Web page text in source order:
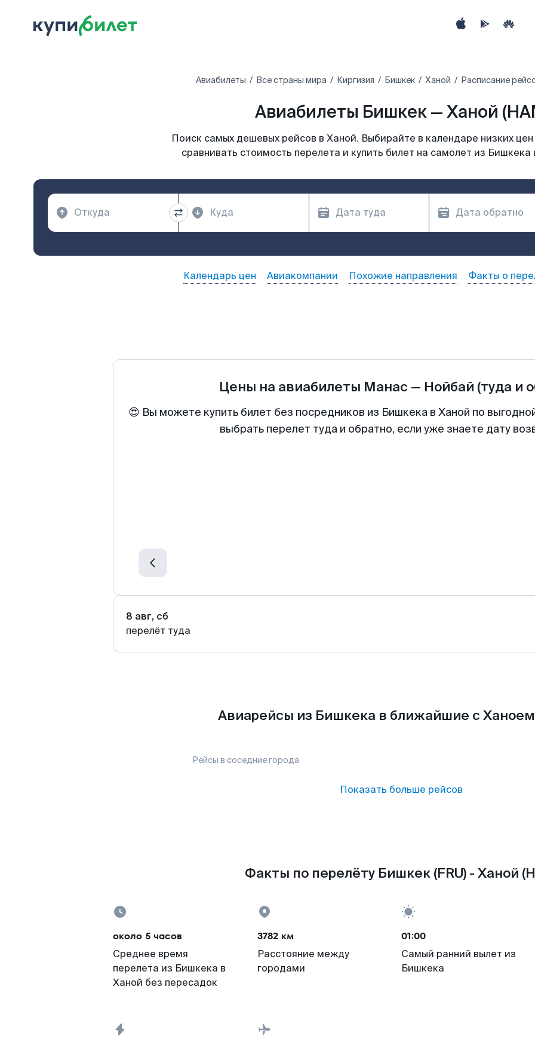
Авиабилеты Все страны мира Киргизия Бишкек Ханой Расписание
Авиабилеты Бишкек — Ханой
Поиск самых дешевых рейсов в Ханой. Выбирайте в календаре низких
сравнивать стоимость перелета и купить билет на самолет из Бишкека
Календарь цен Авиакомпании Похожие направления Факты о
Цены на авиабилеты Манас — Нойбай (туда и
😍 Вы можете купить билет без посредников из Бишкека в Ханой по
выбрать перелет туда и обратно, если уже знаете дату
8 авг, сб
перелёт туда
Авиарейсы из Бишкека в ближайшие с Ханоем
Рейсы в соседние города
Показать больше рейсов
Факты по перелёту Бишкек (FRU) - Ханой
около 5 часов
Среднее время
перелета из Бишкека в
Ханой без пересадок
3782 км
Расстояние между
городами
01:00
Самый ранний вылет из
Бишкека